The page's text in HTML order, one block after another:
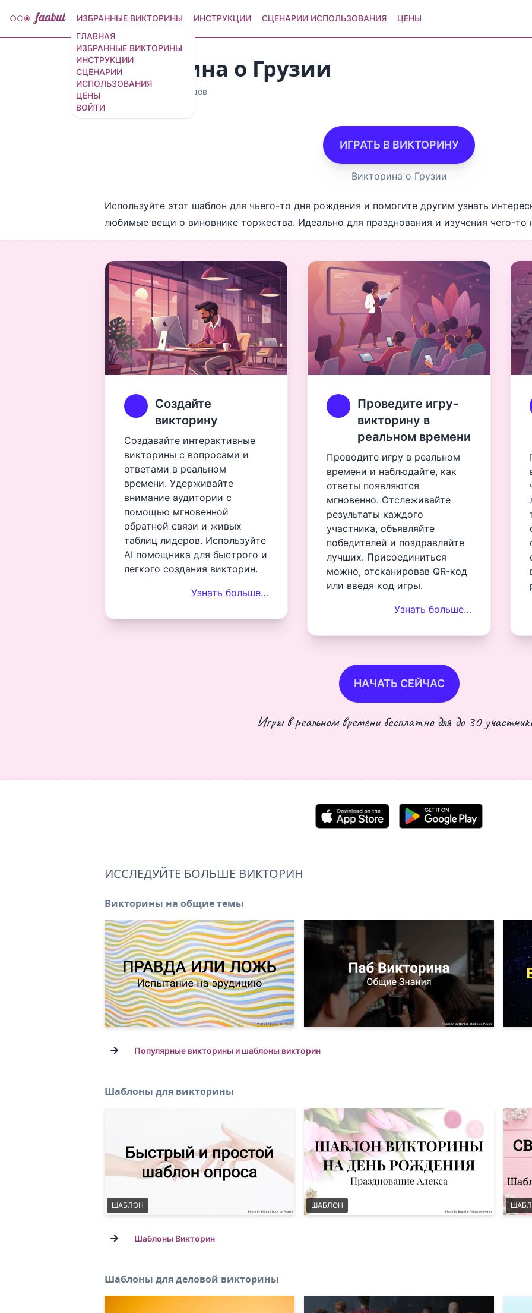
ГЛАВНАЯ
ИЗБРАННЫЕ ВИКТОРИНЫ
ИНСТРУКЦИИ
СЦЕНАРИИ
ИСПОЛЬЗОВАНИЯ
ЦЕНЫ
ВОЙТИ
ИЗБРАННЫЕ ВИКТОРИНЫ ИНСТРУКЦИИ СЦЕНАРИИ ИСПОЛЬЗОВАНИЯ ЦЕНЫ
Викторина о Грузии
11 слайдов
ИГРАТЬ В ВИКТОРИНУ
Викторина о Грузии
Используйте этот шаблон для чьего-то дня рождения и помогите другим узнать
любимые вещи о виновнике торжества. Идеально для празднования и изучения чего-то
Создайте
викторину
Создавайте интерактивные
викторины с вопросами и
ответами в реальном
времени. Удерживайте
внимание аудитории с
помощью мгновенной
обратной связи и живых
таблиц лидеров. Используйте
AI помощника для быстрого и
легкого создания викторин.
Узнать больше…
Проведите игру-
викторину в
реальном времени
Проводите игру в реальном
времени и наблюдайте, как
ответы появляются
мгновенно. Отслеживайте
результаты каждого
участника, объявляйте
победителей и поздравляйте
лучших. Присоединиться
можно, отсканировав QR-код
или введя код игры.
Узнать больше…
НАЧАТЬ СЕЙЧАС
Игры в реальном времени бесплатно для до 30
ИССЛЕДУЙТЕ БОЛЬШЕ ВИКТОРИН
Викторины на общие темы
→ Популярные викторины и шаблоны викторин
Шаблоны для викторины
ШАБЛОН ШАБЛОН
→ Шаблоны Викторин
Шаблоны для деловой викторины